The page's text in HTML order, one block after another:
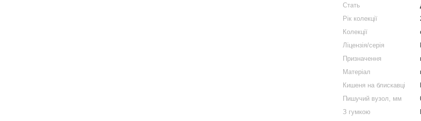
Стать
Рік колекції
Колекції
Ліцензія/серія
Призначення
Матеріал
Кишеня на блискавці
Пишучий вузол, мм
З гумкою